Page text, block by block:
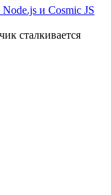
и Cosmic JS
сталкивается